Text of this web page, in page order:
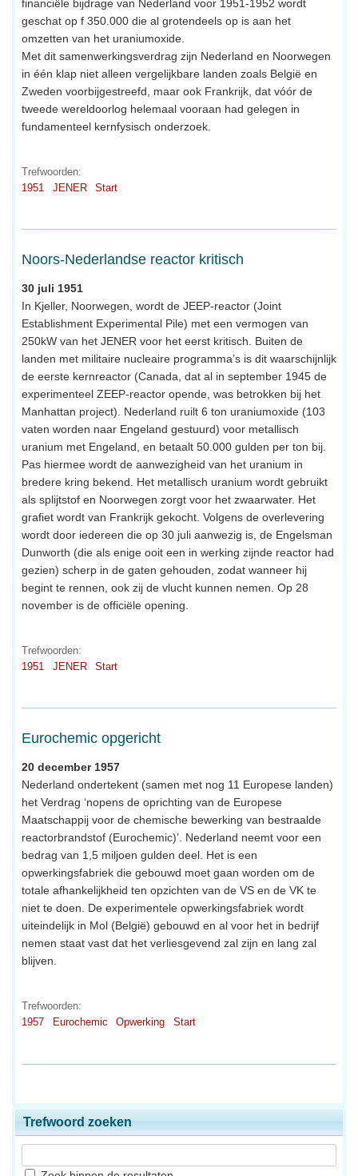
financiële bijdrage van Nederland voor 1951-1952 wordt
geschat op f 350.000 die al grotendeels op is aan het
omzetten van het uraniumoxide.
Met dit samenwerkingsverdrag zijn Nederland en Noorwegen
in één klap niet alleen vergelijkbare landen zoals België en
Zweden voorbijgestreefd, maar ook Frankrijk, dat vóór de
tweede wereldoorlog helemaal vooraan had gelegen in
fundamenteel kernfysisch onderzoek.
Trefwoorden:
1951
JENER Start
Noors-Nederlandse reactor kritisch
30 juli 1951
In Kjeller, Noorwegen, wordt de JEEP-reactor (Joint
Establishment Experimental Pile) met een vermogen van
250kW van het JENER voor het eerst kritisch. Buiten de
landen met militaire nucleaire programma’s is dit waarschijnlijk
de eerste kernreactor (Canada, dat al in september 1945 de
experimenteel ZEEP-reactor opende, was betrokken bij het
Manhattan project). Nederland ruilt 6 ton uraniumoxide (103
vaten worden naar Engeland gestuurd) voor metallisch
uranium met Engeland, en betaalt 50.000 gulden per ton bij.
Pas hiermee wordt de aanwezigheid van het uranium in
bredere kring bekend. Het metallisch uranium wordt gebruikt
als splijtstof en Noorwegen zorgt voor het zwaarwater. Het
grafiet wordt van Frankrijk gekocht. Volgens de overlevering
wordt door iedereen die op 30 juli aanwezig is, de Engelsman
Dunworth (die als enige ooit een in werking zijnde reactor had
gezien) scherp in de gaten gehouden, zodat wanneer hij
begint te rennen, ook zij de vlucht kunnen nemen. Op 28
november is de officiële opening.
Trefwoorden:
1951
JENER Start
Eurochemic opgericht
20 december 1957
Nederland ondertekent (samen met nog 11 Europese landen)
het Verdrag ‘nopens de oprichting van de Europese
Maatschappij voor de chemische bewerking van bestraalde
reactorbrandstof (Eurochemic)’. Nederland neemt voor een
bedrag van 1,5 miljoen gulden deel. Het is een
opwerkingsfabriek die gebouwd moet gaan worden om de
totale afhankelijkheid ten opzichten van de VS en de VK te
niet te doen. De experimentele opwerkingsfabriek wordt
uiteindelijk in Mol (België) gebouwd en al voor het in bedrijf
nemen staat vast dat het verliesgevend zal zijn en lang zal
blijven.
Trefwoorden:
1957
Eurochemic Opwerking Start
Trefwoord zoeken